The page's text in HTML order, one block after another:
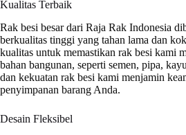
Kualitas Terbaik
Rak besi besar dari Raja Rak Indonesia
berkualitas tinggi yang tahan lama dan
kualitas untuk memastikan rak besi kami
bahan bangunan, seperti semen, pipa,
dan kekuatan rak besi kami menjamin
penyimpanan barang Anda.
Desain Fleksibel